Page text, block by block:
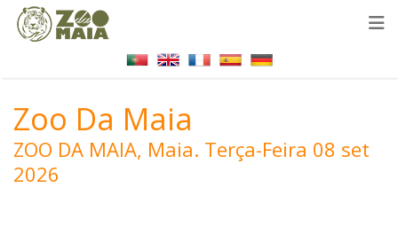
Zoo Da Maia
ZOO DA MAIA, Maia. Terça-Feira 08 set
2026